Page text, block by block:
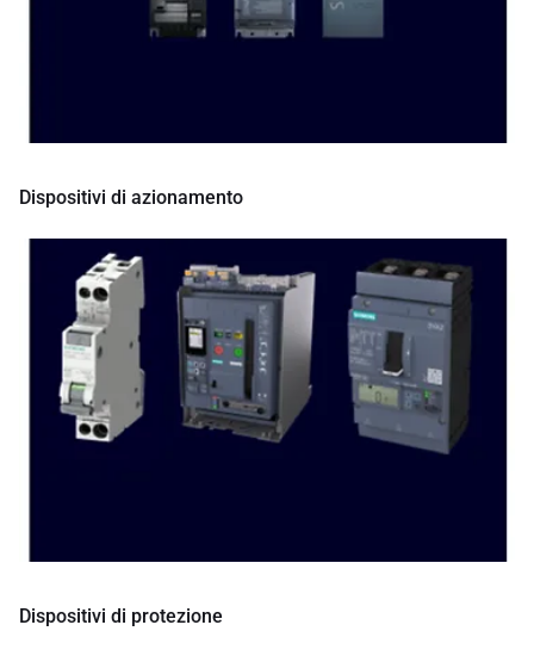
Dispositivi di azionamento
Dispositivi di protezione